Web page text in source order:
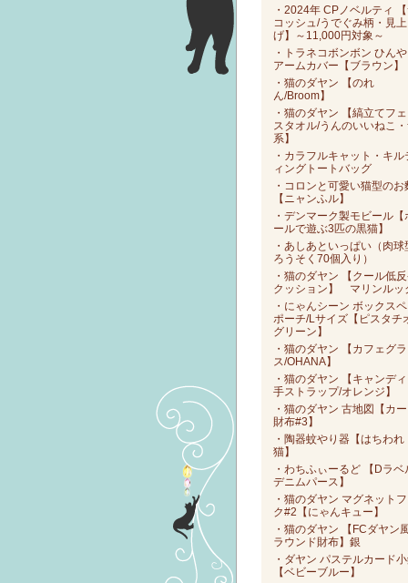
・2024年 CPノベルティ
コッシュ/うでぐみ柄・見上
げ】～11,000円対象～
・トラネコボンボン ひんや
アームカバー【ブラウン】
・猫のダヤン 【のれ
ん/Broom】
・猫のダヤン 【縞立てフェ
スタオル/うんのいいねこ
系】
・カラフルキャット・キル
ィングトートバッグ
・コロンと可愛い猫型のお
【ニャンふル】
・デンマーク製モビール【
ールで遊ぶ3匹の黒猫】
・あしあといっぱい（肉球
ろうそく70個入り）
・猫のダヤン 【クール低
クッション】 マリンルッ
・にゃんシーン ボックス
ポーチ/Lサイズ【ピスタチ
グリーン】
・猫のダヤン 【カフェグラ
ス/OHANA】
・猫のダヤン 【キャンディ
手ストラップ/オレンジ】
・猫のダヤン 古地図【カ
財布#3】
・陶器蚊やり器【はちわれ
猫】
・わちふぃーるど 【Dラベ
デニムパース】
・猫のダヤン マグネットフ
ク#2【にゃんキュー】
・猫のダヤン 【FCダヤン
ラウンド財布】銀
・ダヤン パステルカード
【ベビーブルー】